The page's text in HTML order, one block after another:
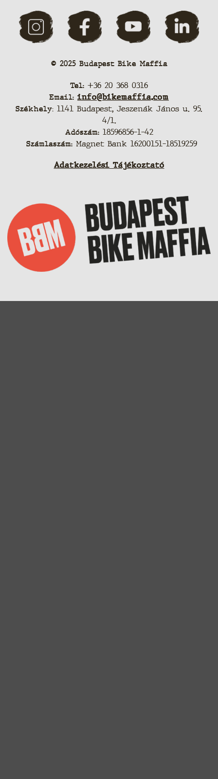
© 2025 Budapest Bike Maffia
Tel: +36 20 368 0316
Email: info@bikemaffia.com
Székhely: 1141 Budapest, Jeszenák János u. 95.
4/1.
Adószám: 18596856-1-42
Számlaszám:Magnet Bank 16200151-18519259
Adatkezelési Tájékoztató